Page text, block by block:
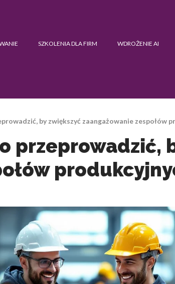
SZKOLENIA DLA FIRM WDROŻENIE AI
by zwiększyć zaangażowanie zespołów
przeprowadzić,